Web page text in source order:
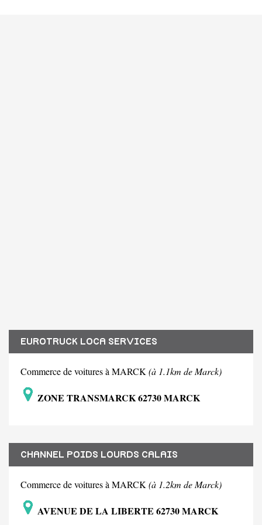
EUROTRUCK LOCA SERVICES
Commerce de voitures à MARCK(à 1.1km de Marck)
ZONE TRANSMARCK 62730 MARCK
CHANNEL POIDS LOURDS CALAIS
Commerce de voitures à MARCK(à 1.2km de Marck)
AVENUE DE LA LIBERTE 62730 MARCK